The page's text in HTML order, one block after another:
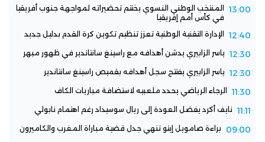
13:00
المنتخب الوطني النسوي يختتم تحضيراته لمواجهة جنوب أفريقيا
في كأس أمم إفريقيا
12:40 الإدارة التقنية الوطنية تعزز تنظيم تكوين كرة القدم بدليل جديد
12:30 ياسر الزابيري يدشن أهدافه مع راسينغ سانتاندير في ظهور مبهر
12:30 ياسر الزابيري يفتتح سجل أهدافه بقميص راسينغ سانتاندير
11:30 الرجاء الرياضي يحدد ملعبيه لاستضافة مباريات الكاف
11:11 نايف أكرد يفضل العودة إلى ريال سوسيداد رغم اهتمام نابولي
09:00 براءة صامويل إيتو تنهي جدل قضية مباراة المغرب والكاميرون